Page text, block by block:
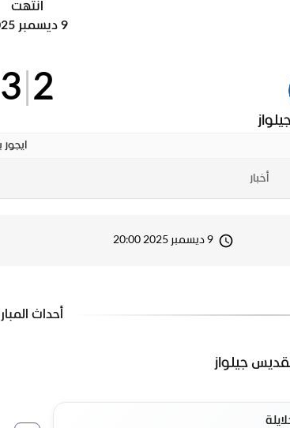
انتهت
9 ديسمبر 2025
2
3
أخبار
9 ديسمبر 2025 20:00
أحداث
جيلواز